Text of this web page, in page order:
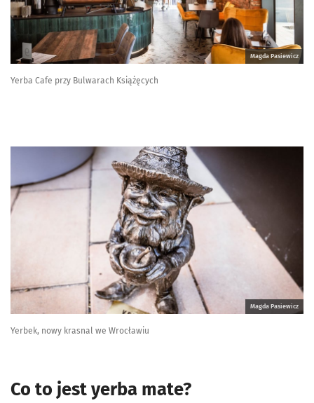
Magda Pasiewicz
Yerba Cafe przy Bulwarach Książęcych
Magda Pasiewicz
Yerbek, nowy krasnal we Wrocławiu
Co to jest yerba mate?